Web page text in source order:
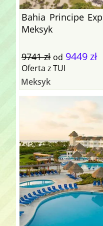
Bahia Principe
Meksyk
9741 zł od 9449 zł
Oferta zTUI
Meksyk